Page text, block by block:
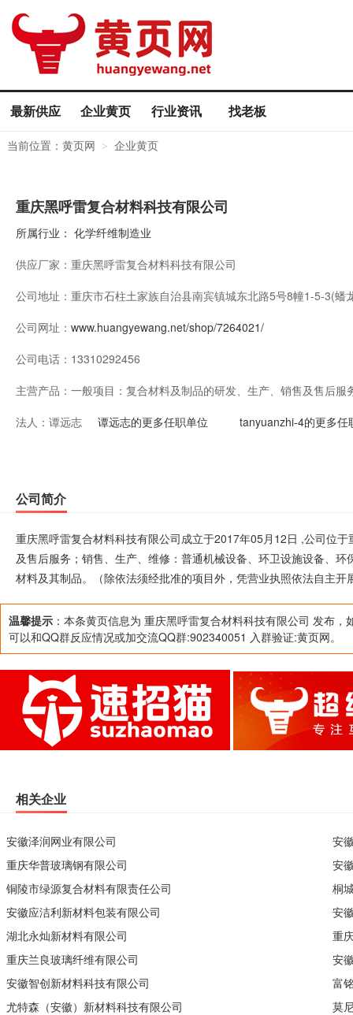
最新供应 企业黄页 行业资讯 找老板
当前位置： 黄页网 > 企业黄页
重庆黑呼雷复合材料科技有限公司
所属行业： 化学纤维制造业
供应厂家： 重庆黑呼雷复合材料科技有限公司
公司地址： 重庆市石柱土家族自治县南宾镇城东北路5号8幢1-5-3(蟠
公司网址： www.huangyewang.net/shop/7264021/
公司电话： 13310292456
主营产品： 一般项目：复合材料及制品的研发、生产、销售及售后
备、环卫设施设备、环保设施设备、交通路政设施设备
法人： 谭远志 谭远志的更多任职单位 tanyuanzhi-4的更多任
公司简介
重庆黑呼雷复合材料科技有限公司成立于2017年05月12日 ,公司位
及售后服务；销售、生产、维修：普通机械设备、环卫设施设备、
材料及其制品。（除依法须经批准的项目外，凭营业执照依法自主开
温馨提示 ：本条黄页信息为 重庆黑呼雷复合材料科技有限公司 发布
可以和QQ群反应情况或加交流QQ群:902340051 入群验证:黄页网。
相关企业
安徽泽润网业有限公司
重庆华普玻璃钢有限公司
铜陵市绿源复合材料有限责任公司
安徽应洁利新材料包装有限公司
湖北永灿新材料有限公司
重庆兰良玻璃纤维有限公司
安徽智创新材料科技有限公司
尤特森（安徽）新材料科技有限公司
安
安
桐
安
重
安
富
莫